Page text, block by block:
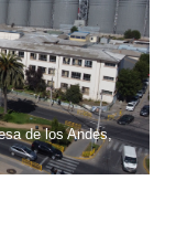
de los Andes,